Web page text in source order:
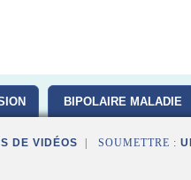
BIPOLAIRE MALADIE
DE VIDÉOS | SOUMETTRE :